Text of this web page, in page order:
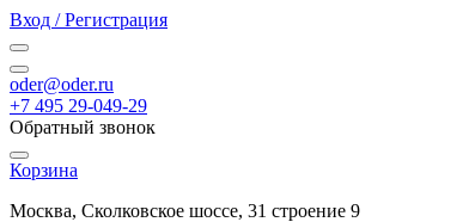
Вход / Регистрация
oder@oder.ru
+7 495 29-049-29
Обратный звонок
Корзина
Москва, Сколковское шоссе, 31 строение 9